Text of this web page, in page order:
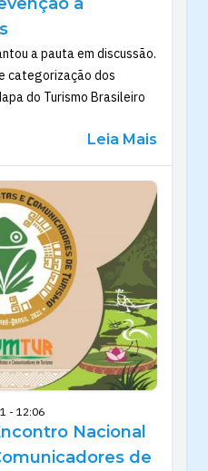
a pauta em discussão.
categorização dos
do Turismo Brasileiro
Leia Mais
- 12:06
Nacional
de